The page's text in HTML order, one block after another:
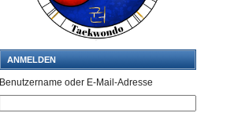
ANMELDEN
Benutzername oder E-Mail-Adresse